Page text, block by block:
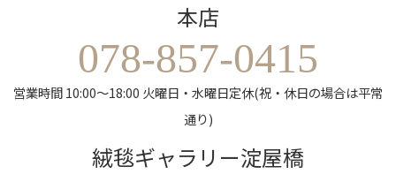
本店
078-857-0415
営業時間 10:00～18:00 火曜日・水曜日定休(祝・休日の場合は平常
通り)
絨毯ギャラリー淀屋橋